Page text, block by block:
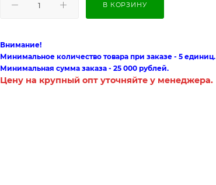
В КОРЗИНУ
Внимание!
Минимальное количество товара при заказе - 5 единиц.
Минимальная сумма заказа - 25 000 рублей.
Цену на крупный опт уточняйте у менеджера.